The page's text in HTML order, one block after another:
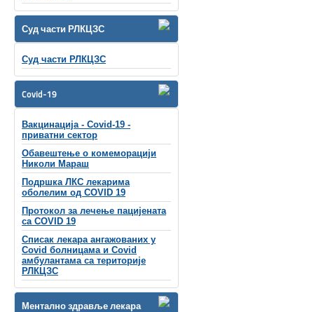
Суд части РЛКЦЗС
Суд части РЛКЦЗС
Covid-19
Вакцинација - Covid-19 -
приватни сектор
Обавештење о комеморацији
Николи Мараш
Подршка ЛКС лекарима
оболелим од COVID 19
Протокол за лечење пацијената
са COVID 19
Списак лекара ангажованих у
Covid болницама и Covid
амбулантама са територије
РЛКЦЗС
Ментално здравље лекара